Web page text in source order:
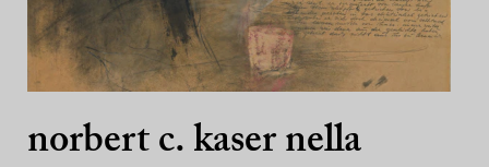
norbert c. kaser nella